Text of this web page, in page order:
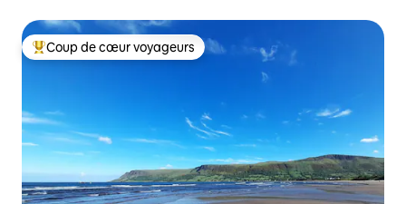
Coups de cœur voyageurs les plus appréciés
Coup de cœur voyageurs